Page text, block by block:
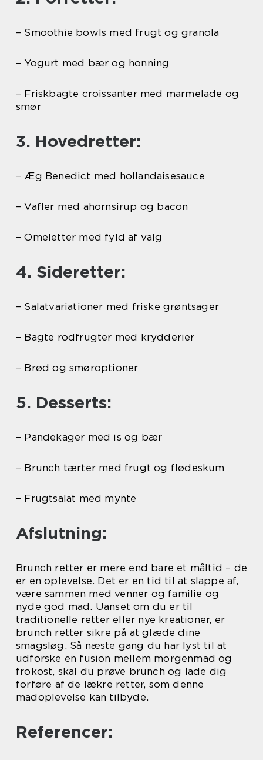
– Smoothie bowls med frugt og granola
– Yogurt med bær og honning
– Friskbagte croissanter med marmelade og
smør
3. Hovedretter:
– Æg Benedict med hollandaisesauce
– Vafler med ahornsirup og bacon
– Omeletter med fyld af valg
4. Sideretter:
– Salatvariationer med friske grøntsager
– Bagte rodfrugter med krydderier
– Brød og smøroptioner
5. Desserts:
– Pandekager med is og bær
– Brunch tærter med frugt og flødeskum
– Frugtsalat med mynte
Afslutning:
Brunch retter er mere end bare et måltid – de
er en oplevelse. Det er en tid til at slappe af,
være sammen med venner og familie og
nyde god mad. Uanset om du er til
traditionelle retter eller nye kreationer, er
brunch retter sikre på at glæde dine
smagsløg. Så næste gang du har lyst til at
udforske en fusion mellem morgenmad og
frokost, skal du prøve brunch og lade dig
forføre af de lækre retter, som denne
madoplevelse kan tilbyde.
Referencer: